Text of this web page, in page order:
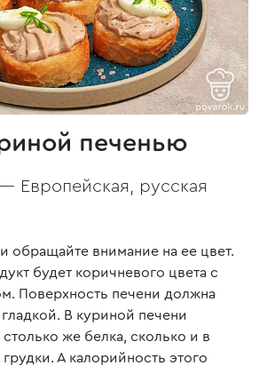
печенью
— Европейская, русская
обращайте внимание на ее цвет.
будет коричневого цвета с
Поверхность печени должна
В куриной печени
же белка, сколько и в
А калорийность этого